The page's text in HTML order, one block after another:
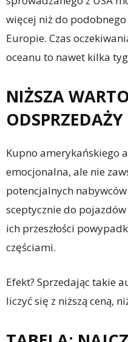
więcej niż do
Europie. Czas
oceanu to nawet kilka
NIŻSZA
ODSPRZEDAŻY
Kupno amerykańskiego
emocjonalna, ale nie
potencjalnych
sceptycznie do pojazdów
ich przeszłości
częściami.
Efekt? Sprzedając takie
liczyć się z niższą ceną,